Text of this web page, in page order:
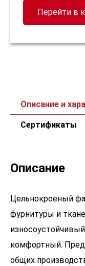
Перейти в
Описание и
Сертификаты
Описание
Цельнокроеный
фурнитуры и
комфортный.
общих